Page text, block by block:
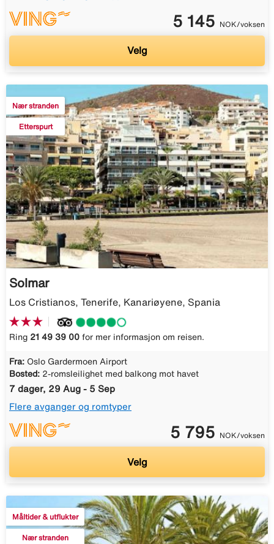
5 145 NOK/voksen
Velg
Nær stranden
Etterspurt
Solmar
Los Cristianos, Tenerife, Kanariøyene, Spania
Ring 21 49 39 00 for mer informasjon om reisen.
Fra: Oslo Gardermoen Airport
Bosted: 2-romsleilighet med balkong mot havet
7 dager, 29 Aug - 5 Sep
Flere avganger og romtyper
5 795 NOK/voksen
Velg
Måltider & utflukter
Nær stranden